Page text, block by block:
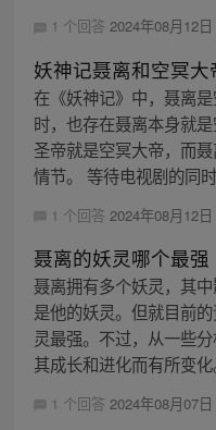
1 个回答 2024年08月12
妖神记聂离和空冥大
在《妖神记》中，聂离
时，也存在聂离本身就
圣帝就是空冥大帝，而
情节。 等待电视剧的同
1 个回答 2024年08月12
聂离的妖灵哪个最强
聂离拥有多个妖灵，其
是他的妖灵。但就目前
灵最强。不过，从一些
其成长和进化而有所变
1 个回答 2024年08月07